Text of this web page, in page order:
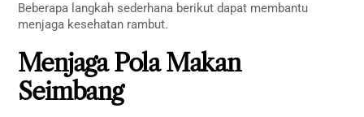
Beberapa langkah sederhana berikut dapat membantu
menjaga kesehatan rambut.
Menjaga Pola Makan
Seimbang